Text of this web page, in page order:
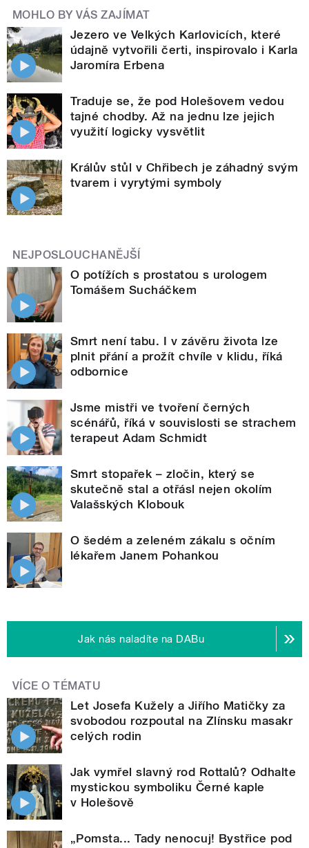
MOHLO BY VÁS ZAJÍMAT
Jezero ve Velkých Karlovicích, které
údajně vytvořili čerti, inspirovalo i Karla
Jaromíra Erbena
Traduje se, že pod Holešovem vedou
tajné chodby. Až na jednu lze jejich
využití logicky vysvětlit
Králův stůl v Chřibech je záhadný svým
tvarem i vyrytými symboly
NEJPOSLOUCHANĚJŠÍ
O potížích s prostatou s urologem
Tomášem Sucháčkem
Smrt není tabu. I v závěru života lze
plnit přání a prožít chvíle v klidu, říká
odbornice
Jsme mistři ve tvoření černých
scénářů, říká v souvislosti se strachem
terapeut Adam Schmidt
Smrt stopařek – zločin, který se
skutečně stal a otřásl nejen okolím
Valašských Klobouk
O šedém a zeleném zákalu s očním
lékařem Janem Pohankou
Jak nás naladíte na DABu
VÍCE O TÉMATU
Let Josefa Kužely a Jiřího Matičky za
svobodou rozpoutal na Zlínsku masakr
celých rodin
Jak vymřel slavný rod Rottalů? Odhalte
mystickou symboliku Černé kaple
v Holešově
„Pomsta... Tady nenocuj! Bystřice pod